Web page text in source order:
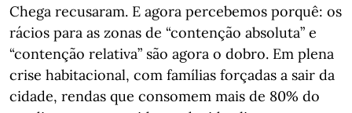
Chega recusaram. E agora percebemos porquê: os
rácios para as zonas de “contenção absoluta” e
“contenção relativa” são agora o dobro. Em plena
crise habitacional, com famílias forçadas a sair da
cidade, rendas que consomem mais de 80% do